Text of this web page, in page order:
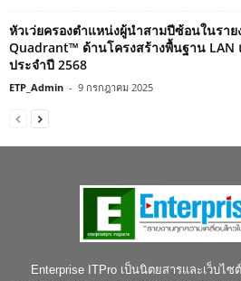
หัวเว่ยครองตำแหน่งผู้นำสามปีซ้อนในรา
Quadrant™ ด้านโครงสร้างพื้นฐาน LAN
ประจำปี 2568
ETP_Admin - 9 กรกฎาคม 2025
Enterprise ITPro เป็นนิตยสารและเว็บไ